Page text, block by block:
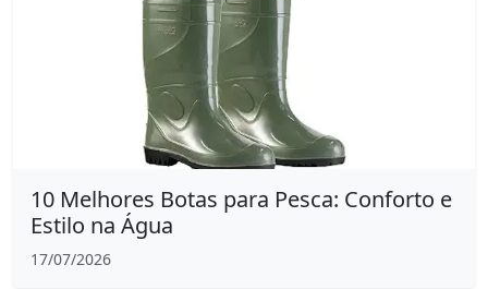
10 Melhores Botas para Pesca: Conforto e
Estilo na Água
17/07/2026